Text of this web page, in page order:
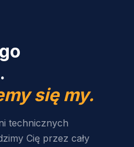
się my.
technicznych
Cię przez cały